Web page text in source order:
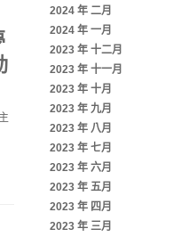
2024 年 二月
2024 年 一月
2023 年 十二月
2023 年 十一月
2023 年 十月
2023 年 九月
2023 年 八月
2023 年 七月
2023 年 六月
2023 年 五月
2023 年 四月
2023 年 三月